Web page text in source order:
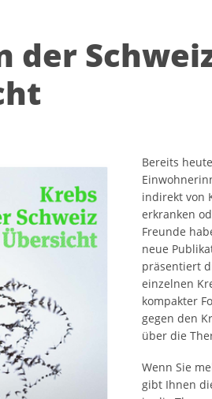
der
Bereits
indirekt von
erkranken
Freunde
neue
präsentiert
einzelnen
kompakter
gegen den
über die
Wenn Sie
gibt Ihnen